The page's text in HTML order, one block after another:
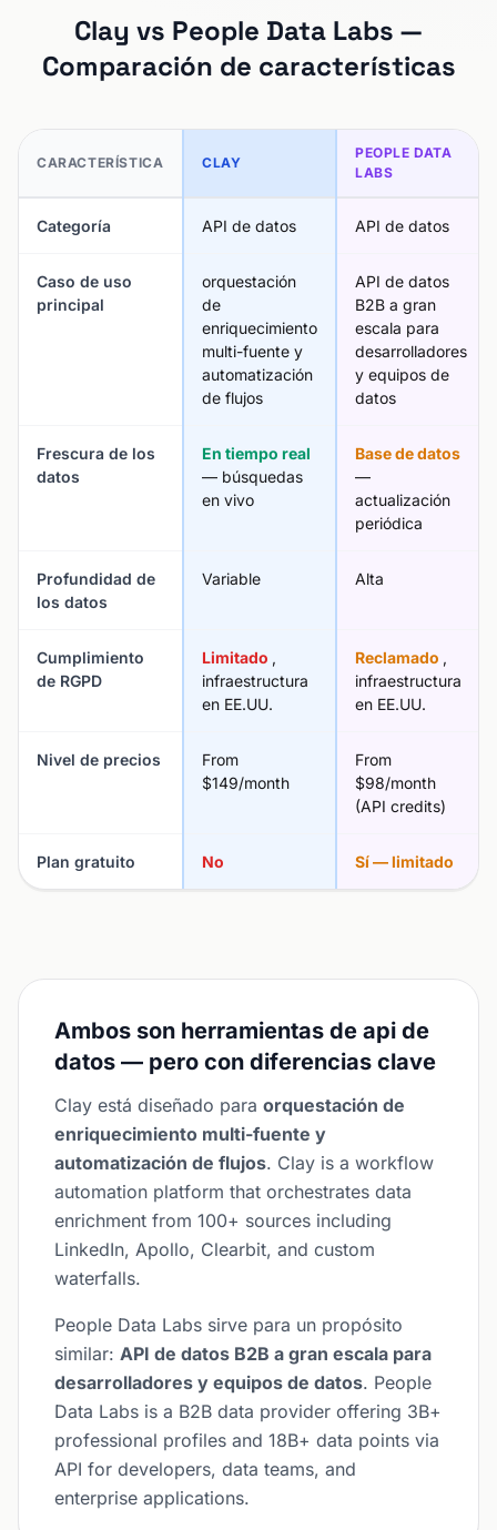
Clay vs People Data Labs —
Comparación de características
CARACTERÍSTICA CLAY
PEOPLE DATA
LABS
Categoría API de datos API de datos
Caso de uso
principal
orquestación
de
enriquecimiento
multi-fuente y
automatización
de flujos
API de datos
B2B a gran
escala para
desarrolladores
y equipos de
datos
Frescura de los
datos
En tiempo real
— búsquedas
en vivo
Base de datos
—
actualización
periódica
Profundidad de
los datos
Variable Alta
Cumplimiento
de RGPD
Limitado ,
infraestructura
en EE.UU.
Reclamado ,
infraestructura
en EE.UU.
Nivel de precios
From
$149/month
From
$98/month
(API credits)
Plan gratuito No Sí — limitado
Ambos son herramientas de api de
datos — pero con diferencias clave
Clay está diseñado para orquestación de
enriquecimiento multi-fuente y
automatización de flujos. Clay is a workflow
automation platform that orchestrates data
enrichment from 100+ sources including
LinkedIn, Apollo, Clearbit, and custom
waterfalls.
People Data Labs sirve para un propósito
similar: API de datos B2B a gran escala para
desarrolladores y equipos de datos. People
Data Labs is a B2B data provider offering 3B+
professional profiles and 18B+ data points via
API for developers, data teams, and
enterprise applications.